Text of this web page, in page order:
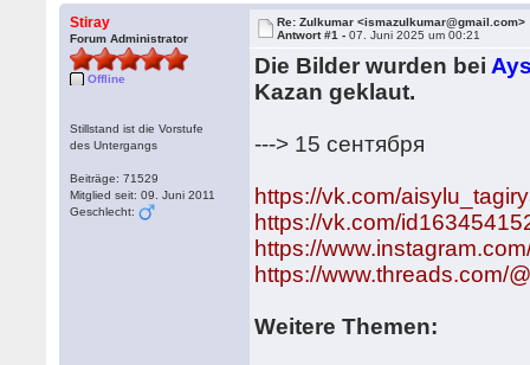
Stiray
Forum Administrator
Offline
Stillstand ist die Vorstufe
des Untergangs
Beiträge: 71529
Mitglied seit: 09. Juni 2011
Geschlecht:
Re: Zulkumar <ismazulkumar@gmail.com>
Antwort #1 -07. Juni 2025 um 00:21
Die Bilder wurden bei
Kazan geklaut.
---> 15 сентября
https://vk.com/
https://vk.com/
https://
https://www.threads.com/
Weitere Themen: